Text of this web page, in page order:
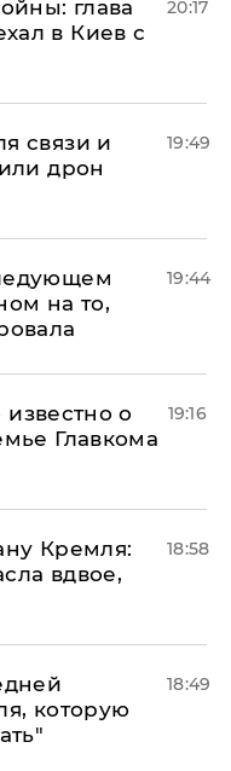
глава
в Киев с
20:17
связи и
дрон
19:49
на то,
19:44
о
Главкома
19:16
Кремля:
вдвое,
18:58
которую
18:49